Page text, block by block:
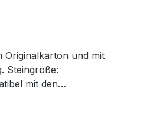
Originalkarton und mit
Steingröße:
mit den